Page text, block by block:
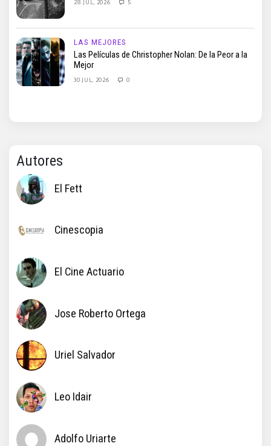
28 JUL, 2026 5
LAS MEJORES
Las Películas de Christopher Nolan: De la Peor a la
Mejor
30 JUL, 2026 0
Autores
El Fett
Cinescopia
El Cine Actuario
Jose Roberto Ortega
Uriel Salvador
Leo Idair
Adolfo Uriarte